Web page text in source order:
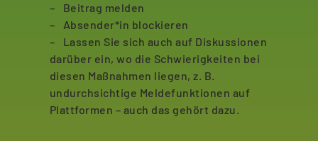
Beitrag melden
Absender*in blockieren
Lassen Sie sich auch auf Diskussionen
darüber ein, wo die Schwierigkeiten bei
diesen Maßnahmen liegen, z. B.
undurchsichtige Meldefunktionen auf
Plattformen – auch das gehört dazu.